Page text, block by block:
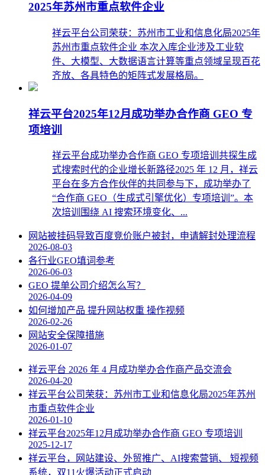
2025年苏州市重点软件企业
祥云平台公司荣获：苏州市工业和信息化局2025年
苏州市重点软件企业 本次入库企业涉及工业软
件、大模型、大数据语言计算等重点领域呈现百花
齐放、各具特色的矩阵式发展格局。
祥云平台2025年12月成功举办合作商 GEO 专
项培训
祥云平台成功举办合作商 GEO 专项培训共探生成
式搜索时代的企业增长新路径2025 年 12 月，祥云
平台在多方合作伙伴的共同参与下，成功举办了
“合作商 GEO（生成式引擎优化）专项培训”。本
次培训围绕 AI 搜索环境变化、...
网站被挂码导致百度竞价账户被封，申请解封处理流程
2026-08-03
各行业GEO填词参考
2026-06-03
GEO 提单公司介绍怎么写？
2026-04-09
如何增加产品 提升网站权重 操作视频
2026-02-26
网站安全保障措施
2026-01-07
祥云平台 2026 年 4 月成功举办合作商产品交流会
2026-04-20
祥云平台公司荣获：苏州市工业和信息化局2025年苏州
市重点软件企业
2026-01-10
祥云平台2025年12月成功举办合作商 GEO 专项培训
2025-12-17
祥云平台，网站建设、外贸推广、AI搜索营销、 短视频
系统，双11火爆活动正式启动